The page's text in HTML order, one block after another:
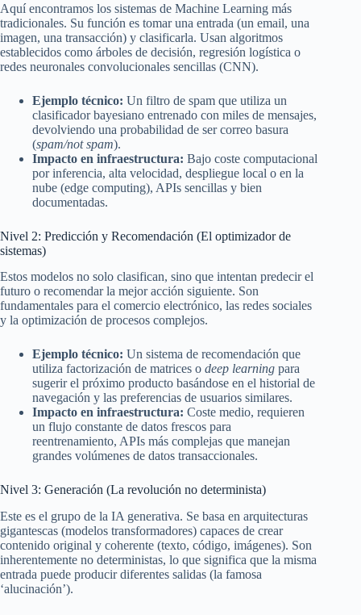
Aquí encontramos los sistemas de Machine Learning más
tradicionales. Su función es tomar una entrada (un email, una
imagen, una transacción) y clasificarla. Usan algoritmos
establecidos como árboles de decisión, regresión logística o
redes neuronales convolucionales sencillas (CNN).
Ejemplo técnico: Un filtro de spam que utiliza un
clasificador bayesiano entrenado con miles de mensajes,
devolviendo una probabilidad de ser correo basura
(spam/not spam).
Impacto en infraestructura: Bajo coste computacional
por inferencia, alta velocidad, despliegue local o en la
nube (edge computing), APIs sencillas y bien
documentadas.
Nivel 2: Predicción y Recomendación (El optimizador de
sistemas)
Estos modelos no solo clasifican, sino que intentan predecir el
futuro o recomendar la mejor acción siguiente. Son
fundamentales para el comercio electrónico, las redes sociales
y la optimización de procesos complejos.
Ejemplo técnico: Un sistema de recomendación que
utiliza factorización de matrices o deep learning para
sugerir el próximo producto basándose en el historial de
navegación y las preferencias de usuarios similares.
Impacto en infraestructura: Coste medio, requieren
un flujo constante de datos frescos para
reentrenamiento, APIs más complejas que manejan
grandes volúmenes de datos transaccionales.
Nivel 3: Generación (La revolución no determinista)
Este es el grupo de la IA generativa. Se basa en arquitecturas
gigantescas (modelos transformadores) capaces de crear
contenido original y coherente (texto, código, imágenes). Son
inherentemente no deterministas, lo que significa que la misma
entrada puede producir diferentes salidas (la famosa
‘alucinación’).